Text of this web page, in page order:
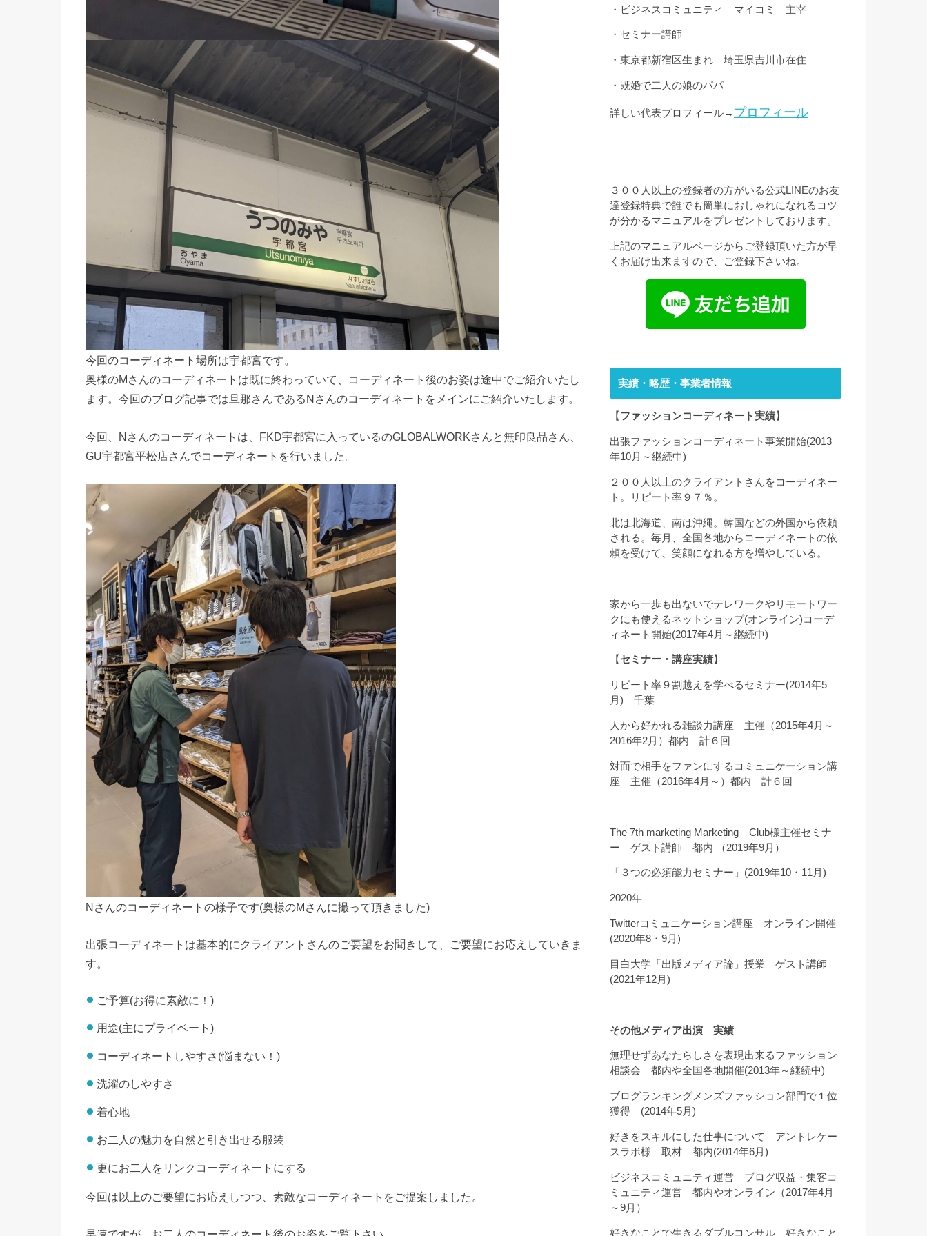
今回のコーディネート場所は宇都宮です。
奥様のMさんのコーディネートは既に終わっていて、コーディネート後のお姿は途中でご紹介いたし
ます。今回のブログ記事では旦那さんであるNさんのコーディネートをメインにご紹介いたします。
今回、Nさんのコーディネートは、FKD宇都宮に入っているのGLOBALWORKさんと無印良品さん、
GU宇都宮平松店さんでコーディネートを行いました。
Nさんのコーディネートの様子です(奥様のMさんに撮って頂きました)
出張コーディネートは基本的にクライアントさんのご要望をお聞きして、ご要望にお応えしていきま
す。
ご予算(お得に素敵に！)
用途(主にプライベート)
コーディネートしやすさ(悩まない！)
洗濯のしやすさ
着心地
お二人の魅力を自然と引き出せる服装
更にお二人をリンクコーディネートにする
今回は以上のご要望にお応えしつつ、素敵なコーディネートをご提案しました。
・ビジネスコミュニティ マイコミ 主宰
・セミナー講師
・東京都新宿区生まれ 埼玉県吉川市在住
・既婚で二人の娘のパパ
詳しい代表プロフィール→ プロフィール
３００人以上の登録者の方がいる公式LINEのお友
達登録特典で誰でも簡単におしゃれになれるコツ
が分かるマニュアルをプレゼントしております。
上記のマニュアルページからご登録頂いた方が早
くお届け出来ますので、ご登録下さいね。
実績・略歴・事業者情報
【 ファッションコーディネート実績】
出張ファッションコーディネート事業開始(2013
年10月～継続中)
２００人以上のクライアントさんをコーディネー
ト。リピート率９７％。
北は北海道、南は沖縄。韓国などの外国から依頼
される。毎月、全国各地からコーディネートの依
頼を受けて、笑顔になれる方を増やしている。
家から一歩も出ないでテレワークやリモートワー
クにも使えるネットショップ(オンライン)コーデ
ィネート開始(2017年4月～継続中)
【 セミナー・講座実績】
リピート率９割越えを学べるセミナー(2014年5
月) 千葉
人から好かれる雑談力講座 主催（2015年4月～
2016年2月）都内 計６回
対面で相手をファンにするコミュニケーション講
座 主催（2016年4月～）都内 計６回
The 7th marketing Marketing Club様主催セミナ
ー ゲスト講師 都内 （2019年9月）
「３つの必須能力セミナー」(2019年10・11月)
2020年
Twitterコミュニケーション講座 オンライン開催
(2020年8・9月)
目白大学「出版メディア論」授業 ゲスト講師
(2021年12月)
その他メディア出演 実績
無理せずあなたらしさを表現出来るファッション
相談会 都内や全国各地開催(2013年～継続中)
ブログランキングメンズファッション部門で１位
獲得 (2014年5月)
好きをスキルにした仕事について アントレケー
スラボ様 取材 都内(2014年6月)
ビジネスコミュニティ運営 ブログ収益・集客コ
ミュニティ運営 都内やオンライン（2017年4月
～9月）
好きなことで生きるダブルコンサル 好きなこと